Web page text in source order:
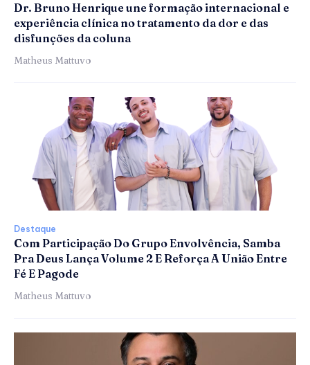
Dr. Bruno Henrique une formação internacional e
experiência clínica no tratamento da dor e das
disfunções da coluna
Matheus Mattuvo
Destaque
Com Participação Do Grupo Envolvência, Samba
Pra Deus Lança Volume 2 E Reforça A União Entre
Fé E Pagode
Matheus Mattuvo